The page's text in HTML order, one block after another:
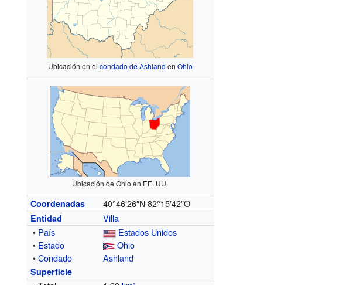
Ubicación en el condado de Ashland en Ohio
Ubicación de Ohio en EE. UU.
Coordenadas 40°46′26″N 82°15′42″O
Entidad
Villa
• País
Estados Unidos
• Estado
Ohio
•Condado Ashland
Superficie